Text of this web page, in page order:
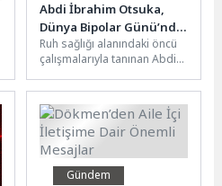
Abdi İbrahim Otsuka,
Dünya Bipolar Günü’nde
Sanatın Gücüyle
“Anlamaya #ZamanAyır”
Diyor
Ruh sağlığı alanındaki öncü
çalışmalarıyla tanınan Abdi
Mart Dünya Bipolar
Günü’nde...
Gündem